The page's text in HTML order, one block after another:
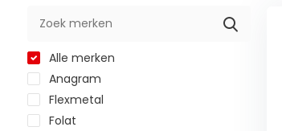
Alle merken
Anagram
Flexmetal
Folat